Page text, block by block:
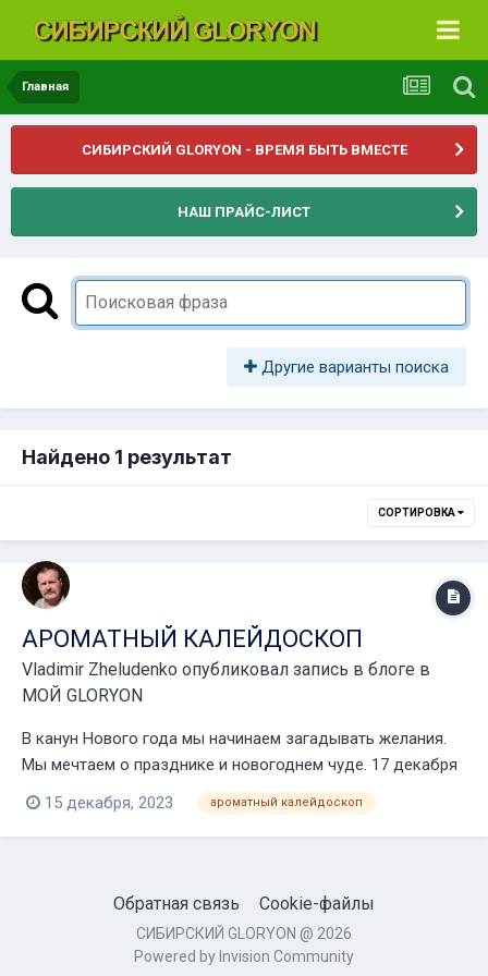
Главная
СИБИРСКИЙ GLORYON - ВРЕМЯ БЫТЬ ВМЕСТЕ
НАШ ПРАЙС-ЛИСТ
Другие варианты поиска
Найдено 1 результат
СОРТИРОВКА
АРОМАТНЫЙ КАЛЕЙДОСКОП
Vladimir Zheludenko опубликовал запись в блоге в
МОЙ GLORYON
В канун Нового года мы начинаем загадывать желания.
Мы мечтаем о празднике и новогоднем чуде. 17 декабря
в 11 мск на необъятной территории онлайн пространства
пройдёт праздничное событие "Ароматный
калейдоскоп", которое создаст атмосферу чудесной
15 декабря, 2023 ароматный калейдоскоп
Обратная связь Cookie-файлы
СИБИРСКИЙ GLORYON @ 2026
Powered by Invision Community